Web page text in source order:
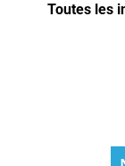
Toutes les